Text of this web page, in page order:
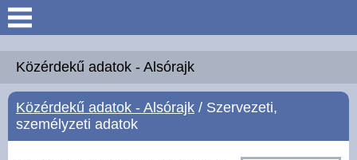
Keresés
Köszöntő
Hírek
Közérdekű adatok - Alsórajk
Közérdekű adatok - Alsórajk / Szervezeti,
személyzeti adatok